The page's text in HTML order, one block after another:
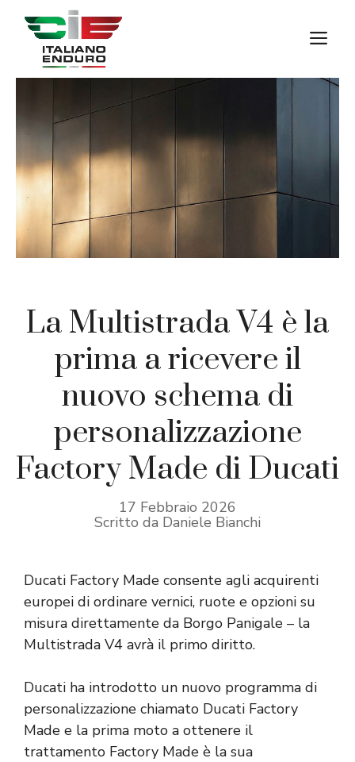
contenuto
La Multistrada V4 è la
prima a ricevere il
nuovo schema di
personalizzazione
Factory Made di Ducati
17 Febbraio 2026
Scritto da Daniele Bianchi
Ducati Factory Made consente agli acquirenti
europei di ordinare vernici, ruote e opzioni su
misura direttamente da Borgo Panigale – la
Multistrada V4 avrà il primo diritto.
Ducati ha introdotto un nuovo programma di
personalizzazione chiamato Ducati Factory
Made e la prima moto a ottenere il
trattamento Factory Made è la sua